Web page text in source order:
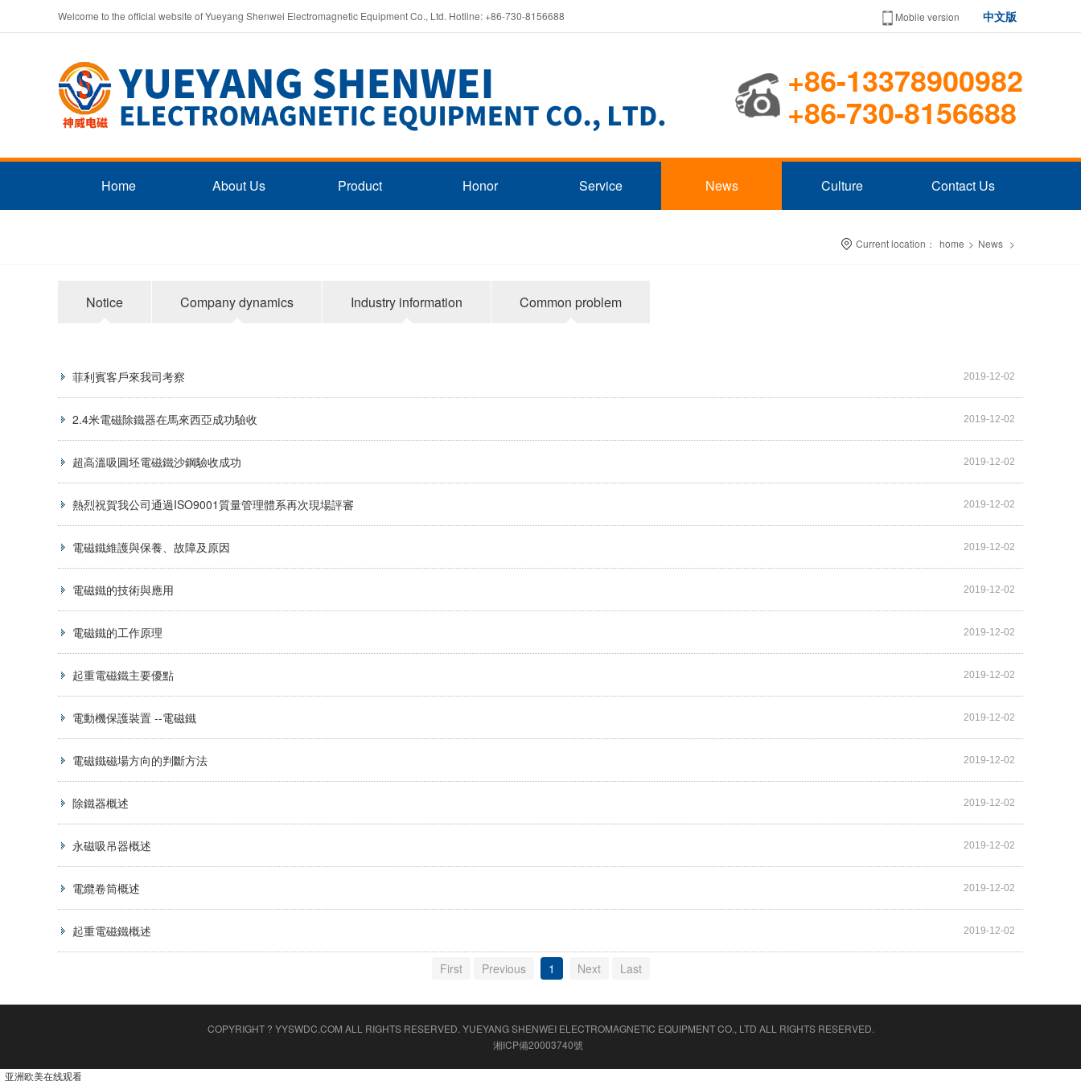
Welcome to the official website of Yueyang Shenwei Electromagnetic Equipment Co., Ltd. Hotline: +86-730-8156688 Mobile version 中文版
+86-13378900982
+86-730-8156688
Home About Us Product Honor Service News Culture Contact Us
Current location： home > News >
Notice Company dynamics Industry information Common problem
菲利賓客戶來我司考察 2019-12-02
2.4米電磁除鐵器在馬來西亞成功驗收 2019-12-02
超高溫吸圓坯電磁鐵沙鋼驗收成功 2019-12-02
熱烈祝賀我公司通過ISO9001質量管理體系再次現場評審 2019-12-02
電磁鐵維護與保養、故障及原因 2019-12-02
電磁鐵的技術與應用 2019-12-02
電磁鐵的工作原理 2019-12-02
起重電磁鐵主要優點 2019-12-02
電動機保護裝置 --電磁鐵 2019-12-02
電磁鐵磁場方向的判斷方法 2019-12-02
除鐵器概述 2019-12-02
永磁吸吊器概述 2019-12-02
電纜卷筒概述 2019-12-02
起重電磁鐵概述 2019-12-02
First Previous 1 Next Last
COPYRIGHT ? YYSWDC.COM ALL RIGHTS RESERVED. YUEYANG SHENWEI ELECTROMAGNETIC EQUIPMENT CO., LTD ALL RIGHTS RESERVED.
湘ICP備20003740號
亚洲欧美在线观看